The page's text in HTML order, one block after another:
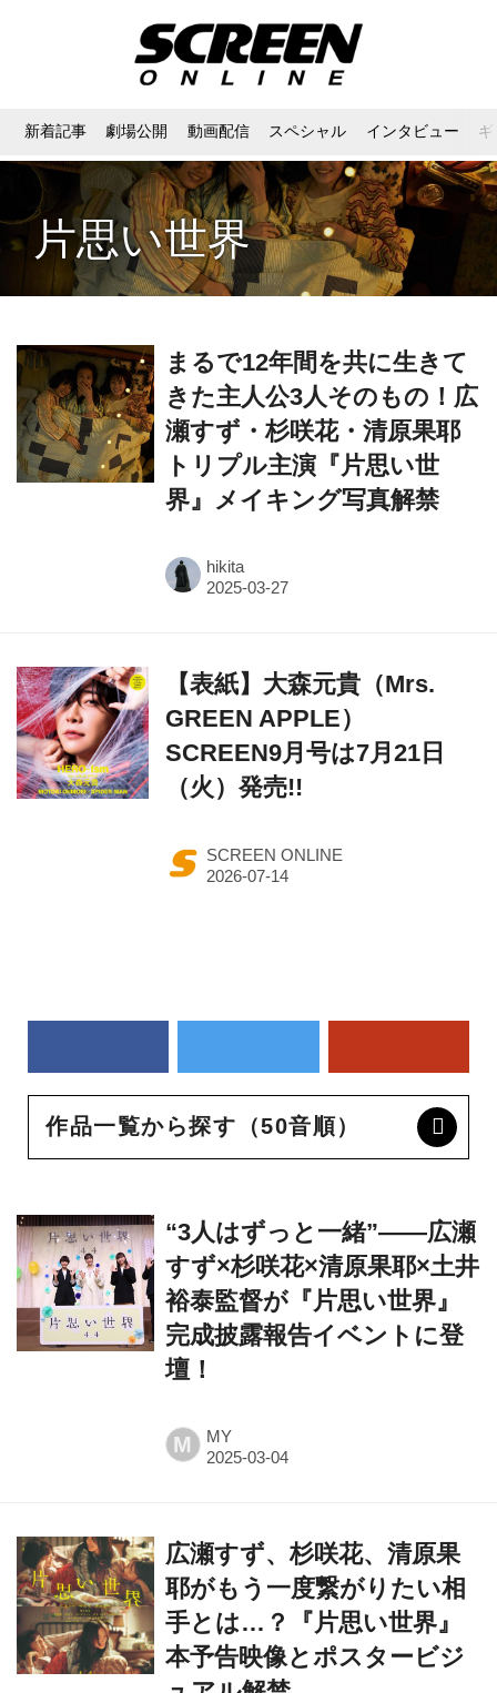
新着記事 劇場公開 動画配信 スペシャル インタビュー
片思い世界
まるで12年間を共に生きて
きた主人公3人そのもの！広
瀬すず・杉咲花・清原果耶
トリプル主演『片思い世
界』メイキング写真解禁
hikita
【表紙】大森元貴（Mrs.
GREEN APPLE）
SCREEN9月号は7月21日
（火）発売!!
SCREEN ONLINE
作品一覧から探す（50音順）
裕泰監督が『片思い世界』
完成披露報告イベントに登
壇！
手とは…？『片思い世界』
本予告映像とポスタービジ
ュアル解禁